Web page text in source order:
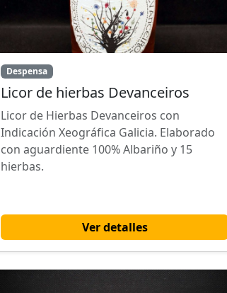
Despensa
Licor de hierbas Devanceiros
Licor de Hierbas Devanceiros con
Indicación Xeográfica Galicia. Elaborado
con aguardiente 100% Albariño y 15
hierbas.
Ver detalles